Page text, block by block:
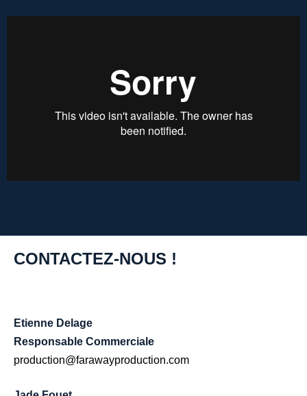
CONTACTEZ-NOUS !
Etienne Delage
Responsable Commerciale
production@farawayproduction.com